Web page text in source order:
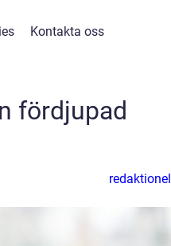
Kontakta oss
fördjupad
redaktionel